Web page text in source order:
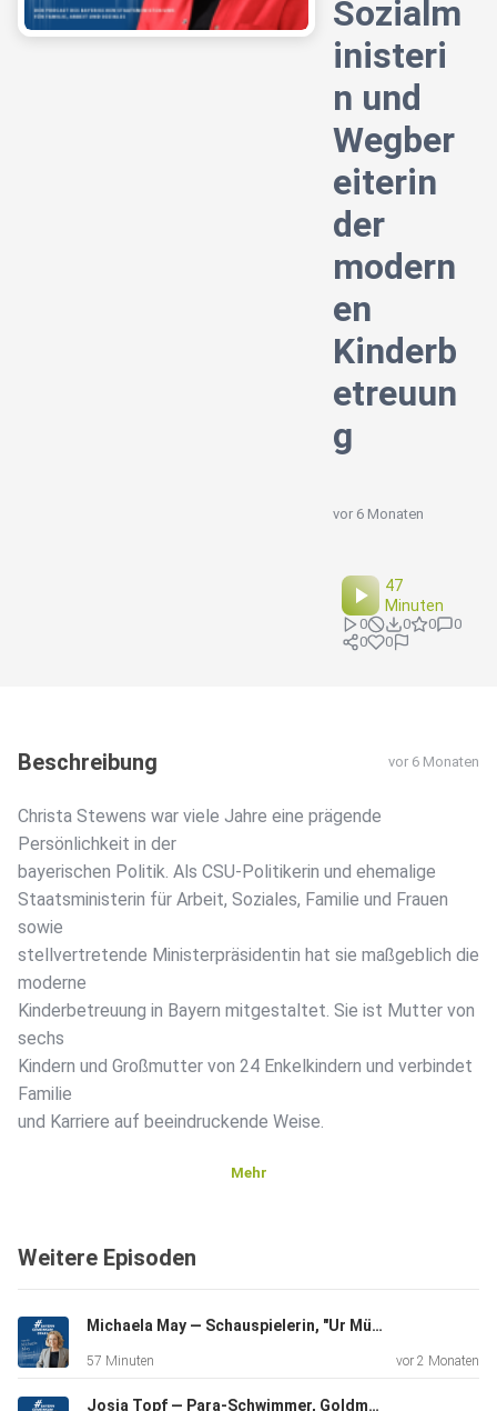
Sozialm
inisteri
n und
Wegber
eiterin
der
modern
en
Kinderb
etreuun
g
vor 6 Monaten
47
Minuten
0 0 0
0
0
0
Beschreibung vor 6 Monaten
Christa Stewens war viele Jahre eine prägende
Persönlichkeit in der
bayerischen Politik. Als CSU-Politikerin und ehemalige
Staatsministerin für Arbeit, Soziales, Familie und Frauen
sowie
stellvertretende Ministerpräsidentin hat sie maßgeblich die
moderne
Kinderbetreuung in Bayern mitgestaltet. Sie ist Mutter von
sechs
Kindern und Großmutter von 24 Enkelkindern und verbindet
Familie
und Karriere auf beeindruckende Weise.
Mehr
Weitere Episoden
Michaela May — Schauspielerin, "Ur Münchnerin" - über ihre Kindheit, persönliche Verluste und ihr soziales Engagement
57 Minuten vor 2 Monaten
Josia Topf — Para-Schwimmer, Goldmedaillengewinner und Verfechter von Inklusion